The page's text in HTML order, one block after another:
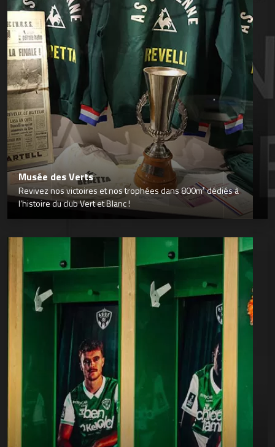
Musée des Verts
Revivez nos victoires et nos trophées dans 800m² dédiés à
l’histoire du club Vert et Blanc !